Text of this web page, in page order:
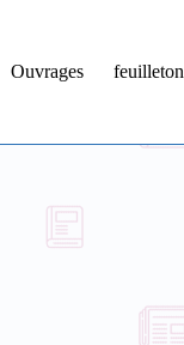
Ouvrages feuilleton